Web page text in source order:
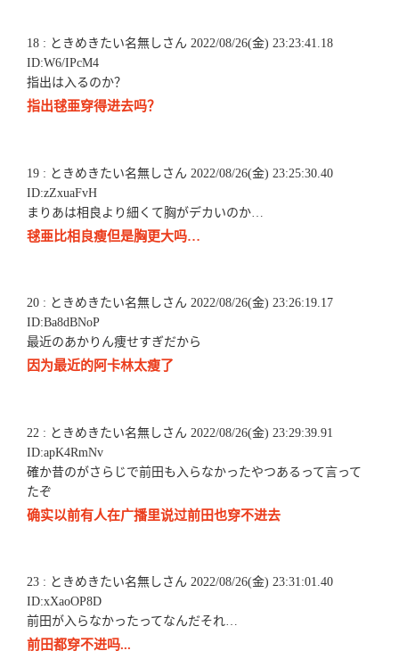
18 : ときめきたい名無しさん 2022/08/26(金) 23:23:41.18
ID:W6/IPcM4
指出は入るのか？
指出毬亜穿得进去吗？
19 : ときめきたい名無しさん 2022/08/26(金) 23:25:30.40
ID:zZxuaFvH
まりあは相良より細くて胸がデカいのか…
毬亜比相良瘦但是胸更大吗…
20 : ときめきたい名無しさん 2022/08/26(金) 23:26:19.17
ID:Ba8dBNoP
最近のあかりん痩せすぎだから
因为最近的阿卡林太瘦了
22 : ときめきたい名無しさん 2022/08/26(金) 23:29:39.91
ID:apK4RmNv
確か昔のがさらじで前田も入らなかったやつあるって言って
たぞ
确实以前有人在广播里说过前田也穿不进去
23 : ときめきたい名無しさん 2022/08/26(金) 23:31:01.40
ID:xXaoOP8D
前田が入らなかったってなんだそれ…
前田都穿不进吗...